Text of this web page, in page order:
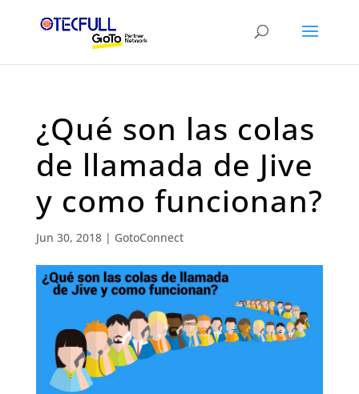
¿Qué son las colas
de llamada de Jive
y como funcionan?
Jun 30, 2018| GotoConnect